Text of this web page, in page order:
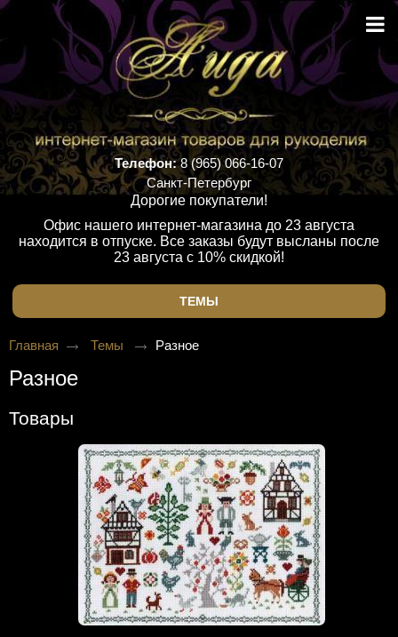
Телефон:8 (965) 066-16-07
Санкт-Петербург
Дорогие покупатели!
Офис нашего интернет-магазина до 23 августа
находится в отпуске. Все заказы будут высланы после
23 августа с 10% скидкой!
ТЕМЫ
Главная Темы Разное
Разное
Товары